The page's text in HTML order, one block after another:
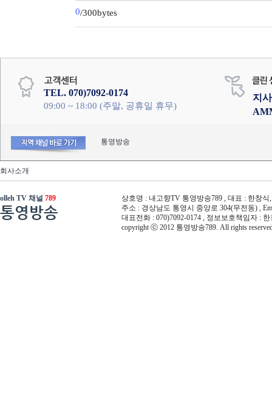
0/300bytes
TEL. 070)7092-0174
09:00 ~ 18:00 (주말, 공휴일 휴무)
지
통영방송
회사소개
olleh TV 채널 789
통영방송
상호명 : 내고향TV 통영방송789 , 대표 : 한창식
주소 : 경상남도 통영시 중앙로 304(무전동) ,
대표전화 : 070)7092-0174 , 정보보호책임자 :
copyright ⓒ 2012 통영방송789. All rights